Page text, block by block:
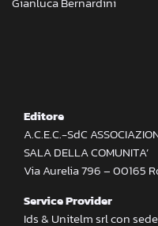
Editore
A.C.E.C.-SdC
SALA DELLA COMUNITA’
Via Aurelia 796 – 00165
Service Provider
Ids & Unitelm srl con